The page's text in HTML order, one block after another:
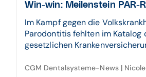
Win-win: Meilenstein PAR-
Im Kampf gegen die
Parodontitis fehlten im Katalog
gesetzlichen
CGM Dentalsysteme-News |